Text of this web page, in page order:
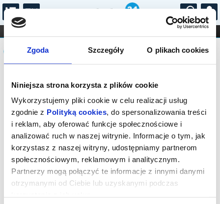
Zgoda Szczegóły O plikach cookies
Niniejsza strona korzysta z plików cookie
Wykorzystujemy pliki cookie w celu realizacji usług
zgodnie z Polityką cookies, do spersonalizowania treści
i reklam, aby oferować funkcje społecznościowe i
analizować ruch w naszej witrynie. Informacje o tym, jak
korzystasz z naszej witryny, udostępniamy partnerom
społecznościowym, reklamowym i analitycznym.
Partnerzy mogą połączyć te informacje z innymi danymi
otrzymanymi od Ciebie lub uzyskanymi podczas
...
FILHARMONIA OPERA I BALET
STAND-UP
DLA DZIECI
Komunikat
Sprzedaż on-line została zakończona,
sprawdź dostępność biletów u
organizatora.